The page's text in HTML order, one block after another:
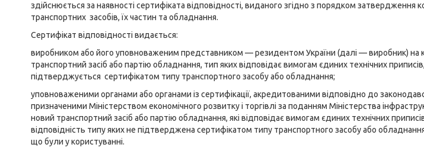
здійснюється за наявності сертифіката відповідності, виданого згідно з порядком затвердження
транспортних засобів, їх частин та обладнання.
Сертифікат відповідності видається:
виробником або його уповноваженим представником — резидентом України (далі — виробник) на
транспортний засіб або партію обладнання, тип яких відповідає вимогам єдиних технічних
підтверджується сертифікатом типу транспортного засобу або обладнання;
уповноваженими органами або органами із сертифікації, акредитованими відповідно до
призначеними Міністерством економічного розвитку і торгівлі за поданням Міністерства
новий транспортний засіб або партію обладнання, які відповідає вимогам єдиних технічних
відповідність типу яких не підтверджена сертифікатом типу транспортного засобу або
що були у користуванні.